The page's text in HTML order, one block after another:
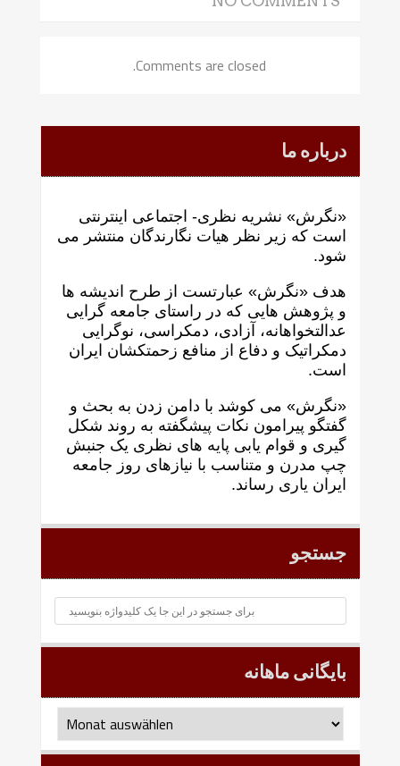
Comments are closed.
درباره ما
«نگرش» نشریه نظری- اجتماعی اینترنتی
است که زير نظر هيات نگارندگان منتشر می
شود.
هدف «نگرش» عبارتست از طرح انديشه ها
و پژوهش هايی که در راستای جامعه گرايی
عدالتخواهانه، آزادی، دمکراسی، نوگرايی
دمکراتيک و دفاع از منافع زحمتکشان ايران
است.
«نگرش» می کوشد با دامن زدن به بحث و
گفتگو پيرامون نکات پیشگفته به روند شکل
گيری و قوام يابی پايه های نظری يک جنبش
چپ مدرن و متناسب با نيازهای روز جامعه
ايران ياری رساند.
جستجو
بایگانی ماهانه
بایگانی
ماهانه